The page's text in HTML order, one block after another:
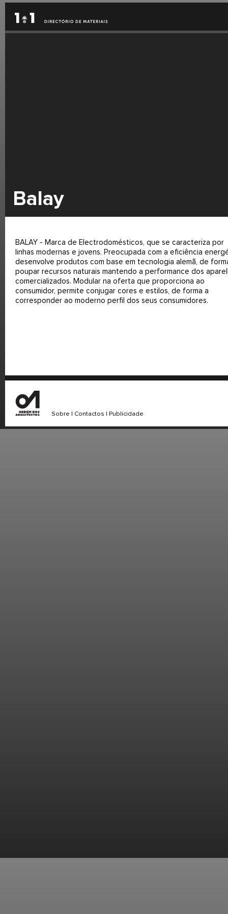
Balay
BALAY - Marca de Electrodomésticos, que se caracteriza por
linhas modernas e jovens. Preocupada com a eficiência
desenvolve produtos com base em tecnologia alemã, de
poupar recursos naturais mantendo a performance dos
comercializados. Modular na oferta que proporciona ao
consumidor, permite conjugar cores e estilos, de forma a
corresponder ao moderno perfil dos seus consumidores.
Sobre Contactos Publicidade